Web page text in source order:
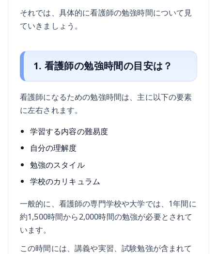
それでは、具体的に看護師の勉強時間について見
ていきましょう。
1. 看護師の勉強時間の目安は？
看護師になるための勉強時間は、主に以下の要素
に左右されます。
学習する内容の難易度
自分の理解度
勉強のスタイル
学校のカリキュラム
一般的に、看護師の専門学校や大学では、1年間に
約1,500時間から2,000時間の勉強が必要とされて
います。
この時間には、講義や実習、試験勉強が含まれて